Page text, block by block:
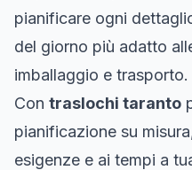
pianificare ogni
del giorno più adatto
imballaggio e trasporto.
Con traslochi taranto
pianificazione su
esigenze e ai tempi a